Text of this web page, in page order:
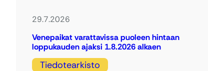
29.7.2026
Venepaikat varattavissa puoleen hintaan
loppukauden ajaksi 1.8.2026 alkaen
Tiedotearkisto